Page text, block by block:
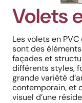
Volets
Les volets en
sont des
façades et
différents styles,
grande variété
contemporain, et
visuel d’une